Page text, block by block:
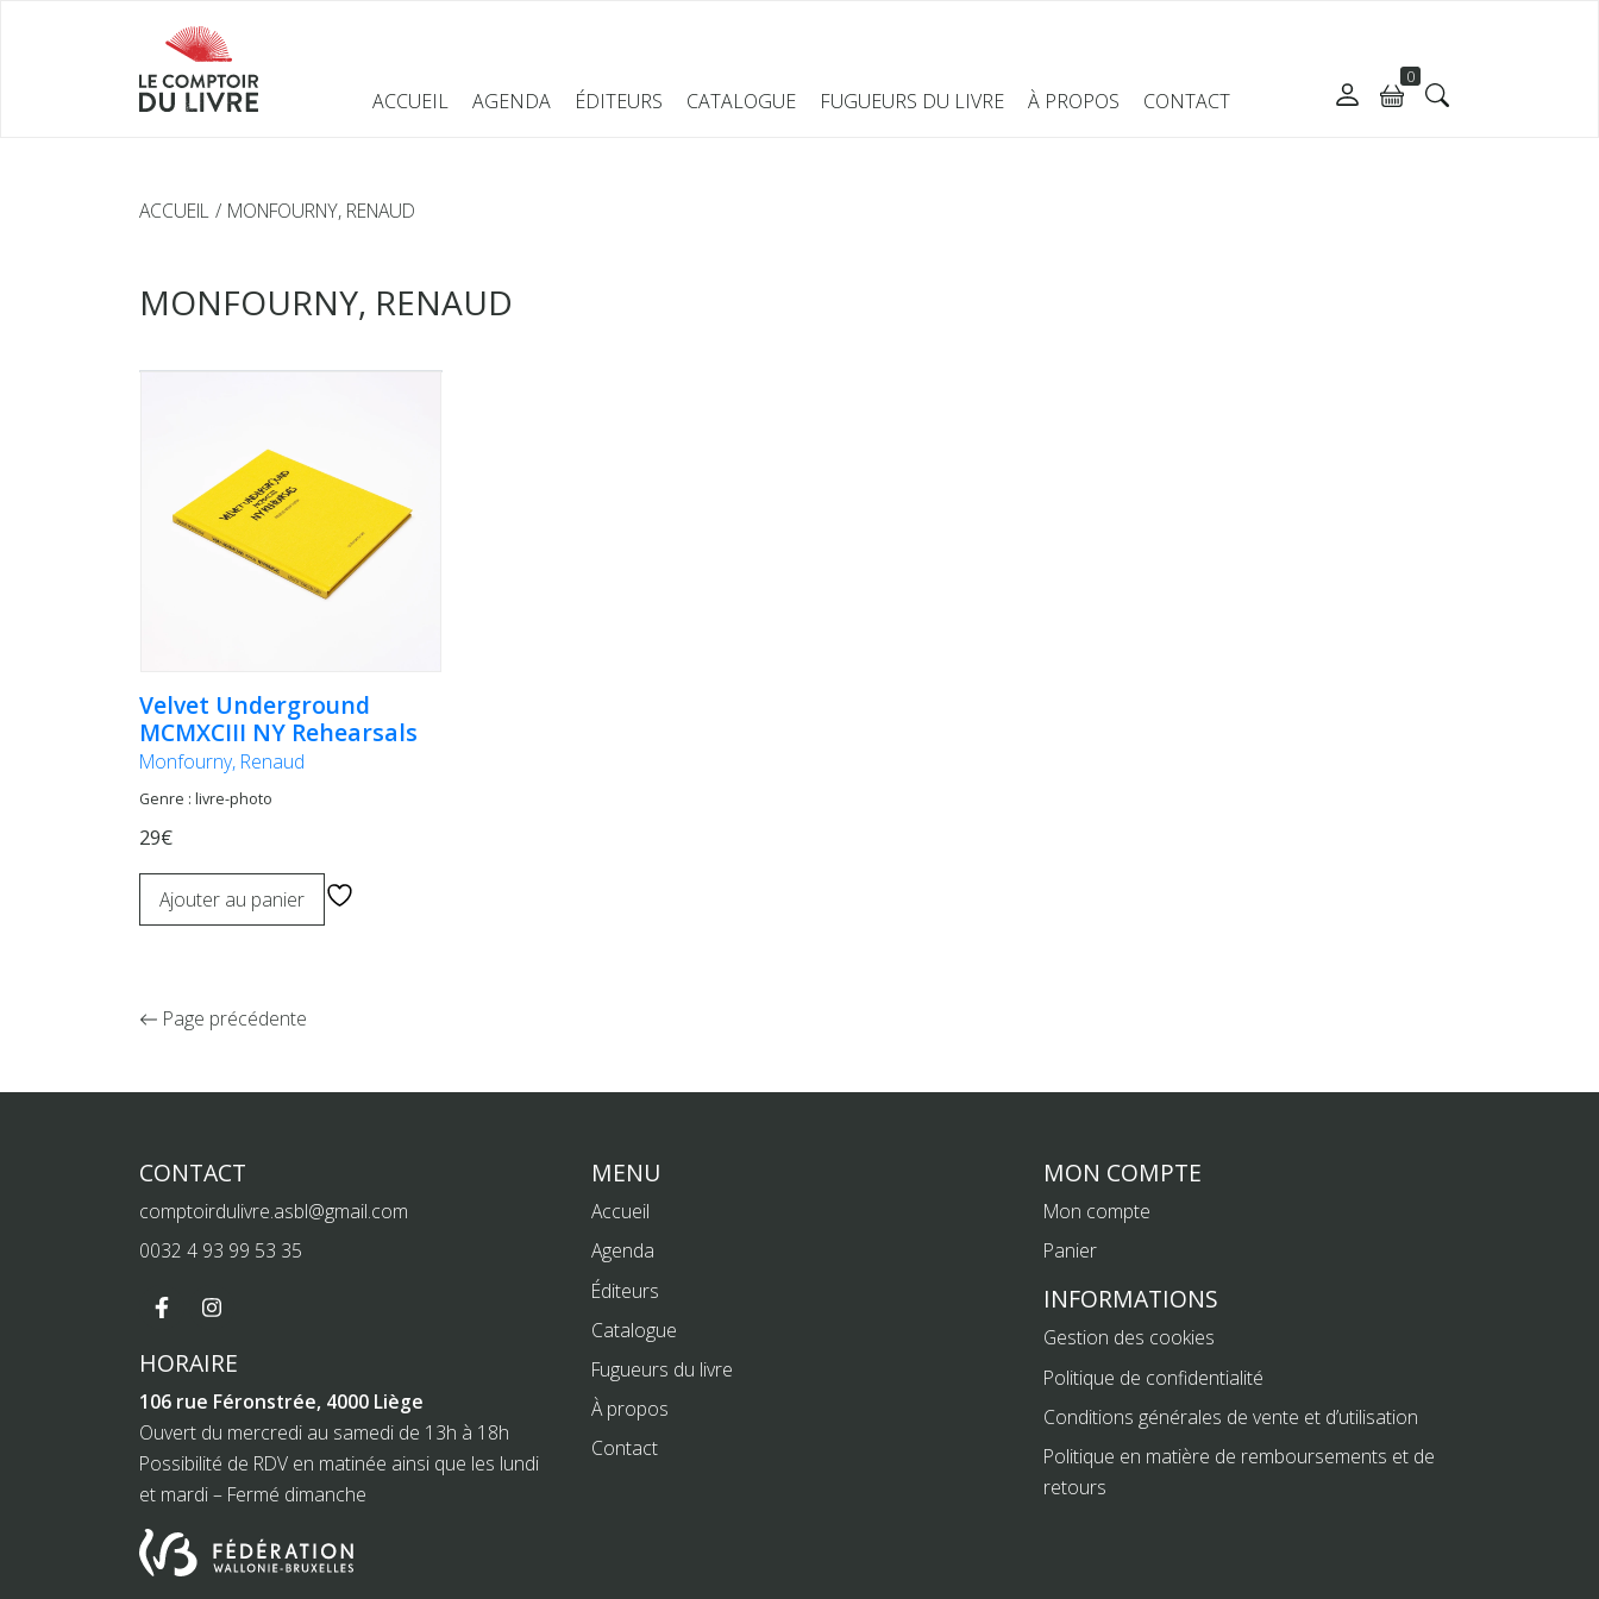
ACCUEIL AGENDA ÉDITEURS CATALOGUE FUGUEURS DU LIVRE À PROPOS CONTACT
0
ACCUEIL MONFOURNY, RENAUD
MONFOURNY, RENAUD
Velvet Underground
MCMXCIII NY Rehearsals
Monfourny, Renaud
Genre : livre-photo
29€
Ajouter au panier
Page précédente
CONTACT
comptoirdulivre.asbl@gmail.com
0032 4 93 99 53 35
HORAIRE
106 rue Féronstrée, 4000 Liège
Ouvert du mercredi au samedi de 13h à 18h
Possibilité de RDV en matinée ainsi que les lundi
et mardi – Fermé dimanche
MENU
Accueil
Agenda
Éditeurs
Catalogue
Fugueurs du livre
À propos
Contact
MON COMPTE
Mon compte
Panier
INFORMATIONS
Gestion des cookies
Politique de confidentialité
Conditions générales de vente et d’utilisation
Politique en matière de remboursements et de
retours